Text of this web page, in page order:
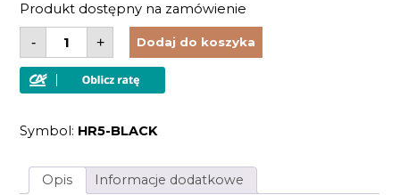
Produkt dostępny na zamówienie
-
ilość
Żyrandol
5
źródeł
światła
czarny
+ Dodaj do koszyka
Symbol: HR5-BLACK
Opis Informacje dodatkowe